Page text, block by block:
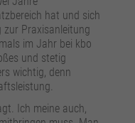
hat und sich
zur Praxisanleitung
im Jahr bei kbo
und stetig
wichtig, denn
Ich meine auch,